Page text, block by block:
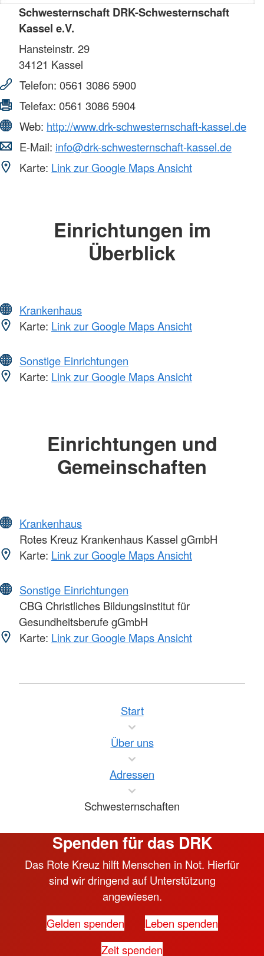
Schwesternschaft DRK-Schwesternschaft
Kassel e.V.
Hansteinstr. 29
34121 Kassel
Telefon: 0561 3086 5900
Telefax: 0561 3086 5904
Web: http://www.drk-schwesternschaft-kassel.de
E-Mail: info@drk-schwesternschaft-kassel.de
Karte: Link zur Google Maps Ansicht
Einrichtungen im
Überblick
Krankenhaus
Karte: Link zur Google Maps Ansicht
Sonstige Einrichtungen
Karte: Link zur Google Maps Ansicht
Einrichtungen und
Gemeinschaften
Krankenhaus
Rotes Kreuz Krankenhaus Kassel gGmbH
Karte: Link zur Google Maps Ansicht
Sonstige Einrichtungen
CBG Christliches Bildungsinstitut für
Gesundheitsberufe gGmbH
Karte: Link zur Google Maps Ansicht
Start
Über uns
Adressen
Schwesternschaften
Spenden für das DRK
Das Rote Kreuz hilft Menschen in Not. Hierfür
sind wir dringend auf Unterstützung
angewiesen.
Gelden spenden
Leben spenden
Zeit spenden